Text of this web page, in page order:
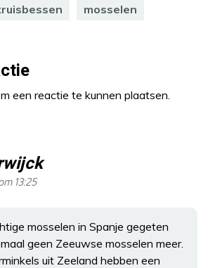
mosselen
een reactie te kunnen plaatsen.
13:25
mosselen in Spanje gegeten
geen Zeeuwse mosselen meer.
uit Zeeland hebben een